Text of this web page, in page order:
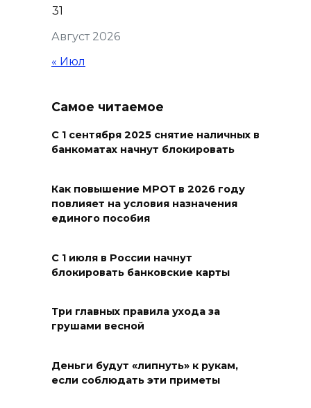
накроет Ростов-на-Дону 8
августа
ПВО перехвачены и
уничтожены 397 украинских
08 августа 2026 09:19
области
Дабы счастье семейное
сорванное яблоко: приметы
на 8 августа
Август 2026
31
« Июл
Самое читаемое
С 1 сентября 2025 снятие наличных в
банкоматах начнут блокировать
Как повышение МРОТ в 2026 году
повлияет на условия назначения
единого пособия
С 1 июля в России начнут
блокировать банковские карты
Три главных правила ухода за
грушами весной
Деньги будут «липнуть» к рукам,
если соблюдать эти приметы